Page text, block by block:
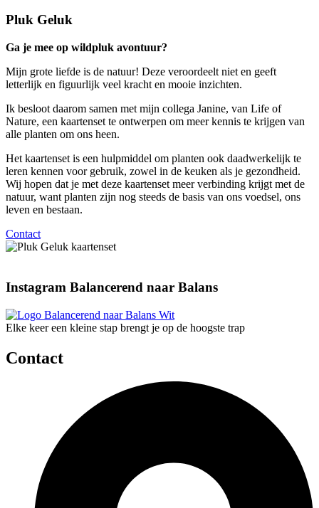
Pluk Geluk
Ga je mee op wildpluk avontuur?
Mijn grote liefde is de natuur! Deze veroordeelt niet en geeft
letterlijk en figuurlijk veel kracht en mooie inzichten.
Ik besloot daarom samen met mijn collega Janine, van Life of
Nature, een kaartenset te ontwerpen om meer kennis te krijgen van
alle planten om ons heen.
Het kaartenset is een hulpmiddel om planten ook daadwerkelijk te
leren kennen voor gebruik, zowel in de keuken als je gezondheid.
Wij hopen dat je met deze kaartenset meer verbinding krijgt met de
natuur, want planten zijn nog steeds de basis van ons voedsel, ons
leven en bestaan.
Contact
Instagram Balancerend naar Balans
Elke keer een kleine stap brengt je op de hoogste trap
Contact